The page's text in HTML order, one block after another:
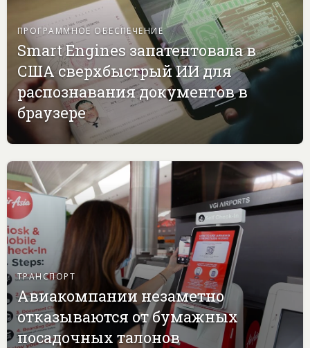
ПРОГРАММНОЕ ОБЕСПЕЧЕНИЕ
Smart Engines запатентовала в
США сверхбыстрый ИИ для
распознавания документов в
браузере
ТРАНСПОРТ
Авиакомпании незаметно
отказываются от бумажных
посадочных талонов